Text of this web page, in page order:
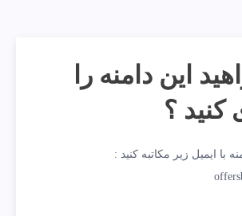
این دامنه را
کنید ؟
با ایمیل زیر مکاتبه کنید :